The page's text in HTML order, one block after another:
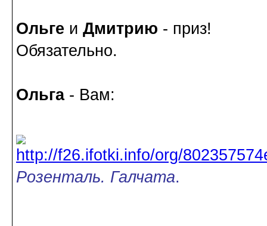
Ольге и Дмитрию - приз!
Обязательно.
Ольга- Вам:
Розенталь. Галчата.